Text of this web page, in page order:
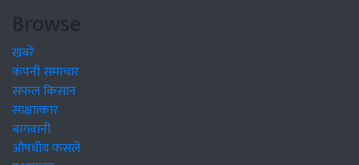
Browse
खबरें
कंपनी समाचार
सफल किसान
साक्षात्कार
बागवानी
औषधीय फसलें